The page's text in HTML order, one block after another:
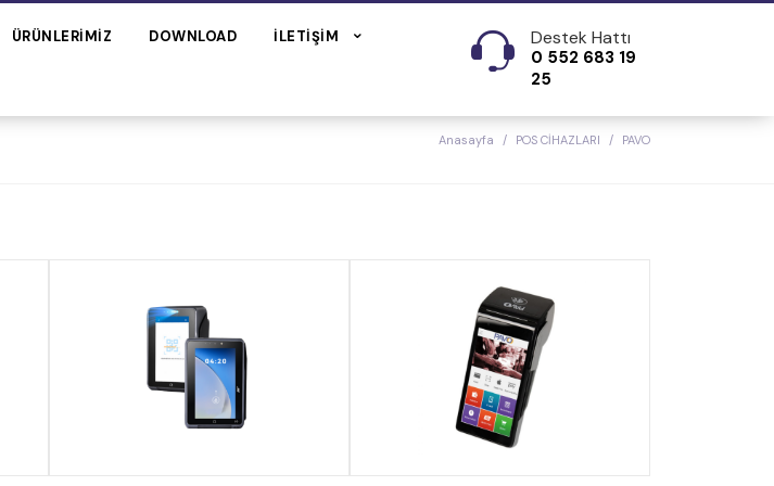
ÜRÜNLERIMIZ DOWNLOAD İLETIŞIM Destek Hattı
0 552 683 19
25
Anasayfa POS CİHAZLARI PAVO